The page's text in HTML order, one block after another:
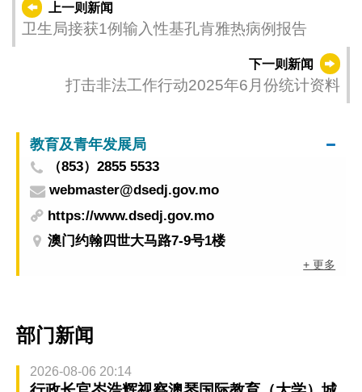
上一则新闻
卫生局接获1例输入性基孔肯雅热病例报告
下一则新闻
打击非法工作行动2025年6月份统计资料
教育及青年发展局
（853）2855 5533
webmaster@dsedj.gov.mo
https://www.dsedj.gov.mo
澳门约翰四世大马路7-9号1楼
+ 更多
部门新闻
2026-08-06 20:14